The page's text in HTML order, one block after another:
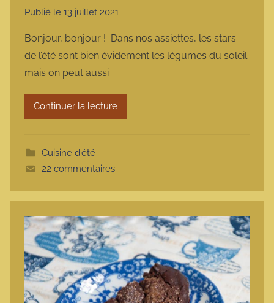
Publié le 13 juillet 2021
r
m
r
Bonjour, bonjour ! Dans nos assiettes, les stars
de l’été sont bien évidement les légumes du soleil
mais on peut aussi
Continuer la lecture
Cuisine d'été
22 commentaires